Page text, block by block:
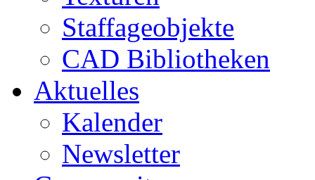
Staffageobjekte
CAD Bibliotheken
Aktuelles
Kalender
Newsletter